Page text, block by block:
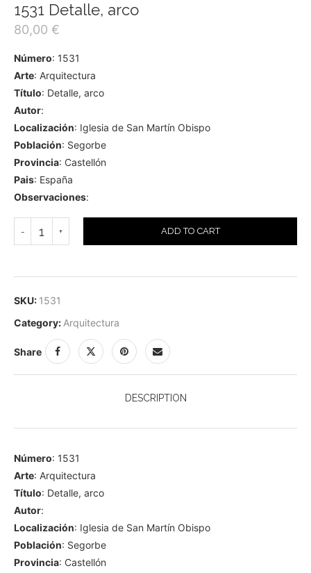
1531 Detalle, arco
80,00 €
Número: 1531
Arte: Arquitectura
Título: Detalle, arco
Autor:
Localización: Iglesia de San Martín Obispo
Población: Segorbe
Provincia: Castellón
Pais: España
Observaciones:
ADD TO CART
SKU: 1531
Category: Arquitectura
Share
DESCRIPTION
Número: 1531
Arte: Arquitectura
Título: Detalle, arco
Autor:
Localización: Iglesia de San Martín Obispo
Población: Segorbe
Provincia: Castellón